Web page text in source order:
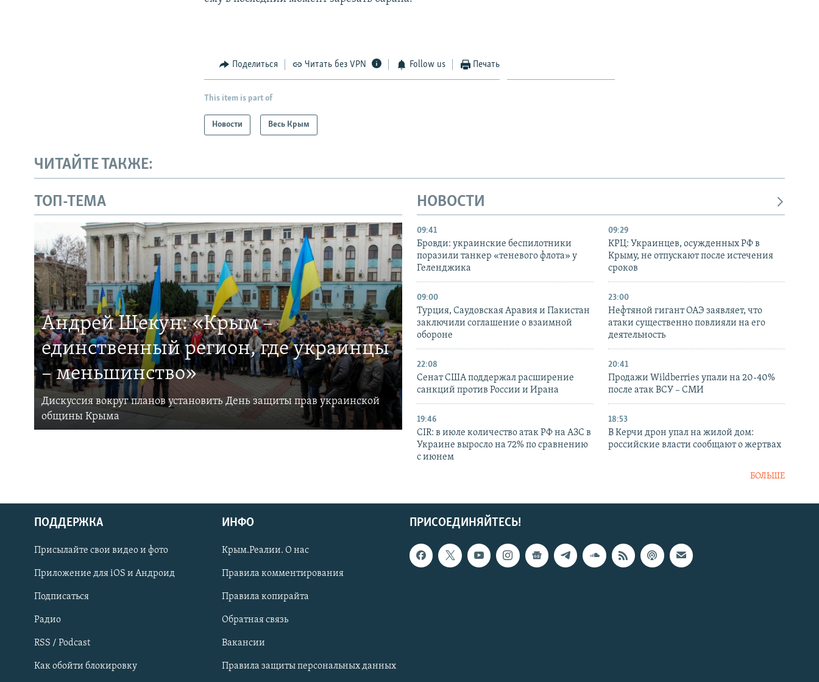
Українською
Qırımtatar
ПРИСОЕДИНЯЙТЕСЬ!
Поделиться Читать без VPN Follow us Печать
This item is part of
Новости Весь Крым
ЧИТАЙТЕ ТАКЖЕ:
ТОП-ТЕМА
Андрей Щекун: «Крым –
единственный регион, где украинцы
– меньшинство»
Дискуссия вокруг планов установить День защиты прав украинской
общины Крыма
НОВОСТИ
09:41
Бровди: украинские беспилотники
поразили танкер «теневого флота» у
Геленджика
09:29
КРЦ: Украинцев, осужденных РФ в
Крыму, не отпускают после истечения
сроков
09:00
Турция, Саудовская Аравия и Пакистан
заключили соглашение о взаимной
обороне
23:00
Нефтяной гигант ОАЭ заявляет, что
атаки существенно повлияли на его
деятельность
22:08
Сенат США поддержал расширение
санкций против России и Ирана
20:41
Продажи Wildberries упали на 20-40%
после атак ВСУ – СМИ
19:46
CIR: в июле количество атак РФ на АЗС в
Украине выросло на 72% по сравнению
с июнем
18:53
В Керчи дрон упал на жилой дом:
российские власти сообщают о жертвах
БОЛЬШЕ
ПРИСОЕДИНЯЙТЕСЬ!
ПОДДЕРЖКА
Присылайте свои видео и фото
Приложение для iOS и Андроид
Подписаться
Радио
RSS / Podcast
Как обойти блокировку
ИНФО
Крым.Реалии. О нас
Правила комментирования
Правила копирайта
Обратная связь
Вакансии
Правила защиты персональных данных